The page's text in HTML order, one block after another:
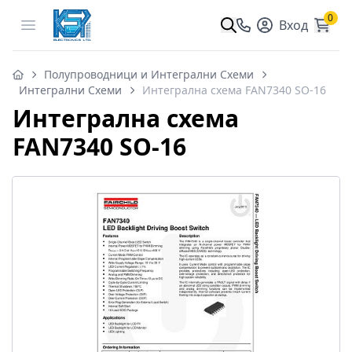
Open menu Вход 0
Полупроводници и Интегрални Схеми
Интегрални Схеми
Интегрална схема FAN7340 SO-16
Интегрална схема
FAN7340 SO-16